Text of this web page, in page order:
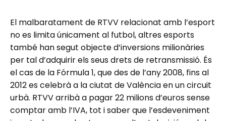
El malbaratament de RTVV relacionat amb l’esport
no es limita únicament al futbol, altres esports
també han segut objecte d’inversions milionàries
per tal d’adquirir els seus drets de retransmissió. És
el cas de la Fórmula 1, que des de l’any 2008, fins al
2012 es celebrà a la ciutat de València en un circuit
urbà. RTVV arribà a pagar 22 milions d’euros sense
comptar amb l’IVA, tot i saber que l’esdeveniment